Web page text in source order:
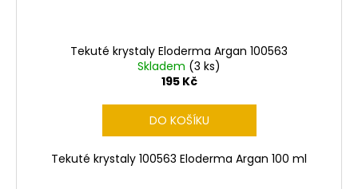
Tekuté krystaly Eloderma Argan 100563
Skladem (3 ks)
195 Kč
DO KOŠÍKU
Tekuté krystaly 100563 Eloderma Argan 100 ml